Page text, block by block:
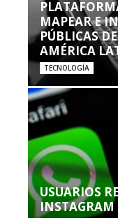
MAPEAR E
PÚBLICAS
AMÉRICA
TECNOLOGÍA
USUARIOS
INSTAGRAM